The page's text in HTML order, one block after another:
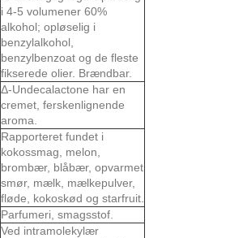
i 4-5 volumener 60%
alkohol; opløselig i
benzylalkohol,
benzylbenzoat og de fleste
fikserede olier. Brændbar.
Δ-Undecalactone har en
cremet, ferskenlignende
aroma.
Rapporteret fundet i
kokossmag, melon,
brombær, blåbær, opvarmet
smør, mælk, mælkepulver,
fløde, kokoskød og starfruit.
Parfumeri, smagsstof.
Ved intramolekylær